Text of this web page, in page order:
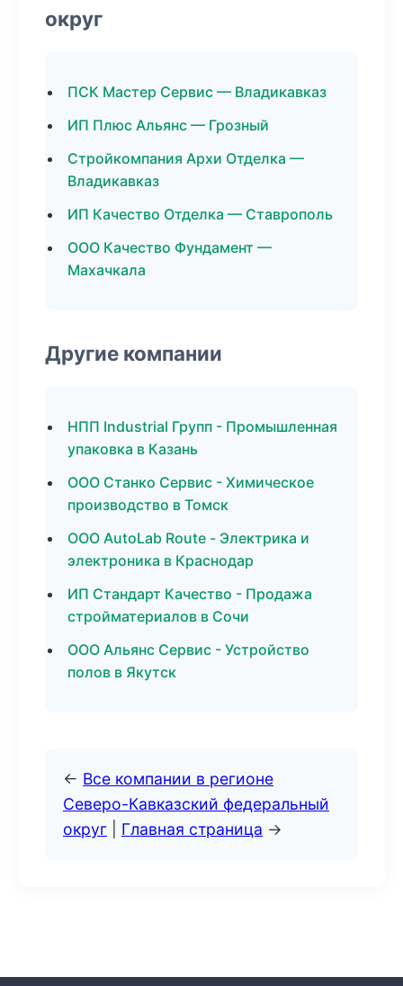
округ
ПСК Мастер Сервис — Владикавказ
ИП Плюс Альянс — Грозный
Стройкомпания Архи Отделка —
Владикавказ
ИП Качество Отделка — Ставрополь
ООО Качество Фундамент —
Махачкала
Другие компании
НПП Industrial Групп - Промышленная
упаковка в Казань
ООО Станко Сервис - Химическое
производство в Томск
ООО AutoLab Route - Электрика и
электроника в Краснодар
ИП Стандарт Качество - Продажа
стройматериалов в Сочи
ООО Альянс Сервис - Устройство
полов в Якутск
← Все компании в регионе
Северо-Кавказский федеральный
округ
Главная страница →